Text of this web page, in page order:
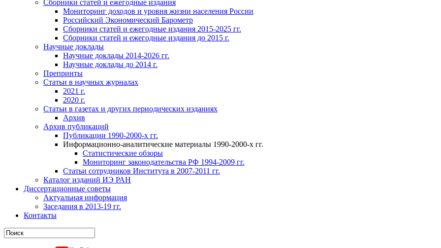
Сборники статей и ежегодные издания
Мониторинг доходов и уровня жизни населения России
Российский Экономический Барометр
Сборники статей и ежегодные издания 2015-2025 гг.
Сборники статей и ежегодные издания до 2015 г.
Научные доклады
Научные доклады 2014-2026 гг.
Научные доклады до 2014 г.
Препринты
Статьи в научных журналах
2021 г.
2020 г.
Статьи в газетах и других периодических изданиях
Архив
Архив публикаций
Публикации 1990-2000-х гг.
Информационно-аналитические материалы 1990-2000-х гг.
Статистические обзоры
Мониторинг законодательства РФ 1994-2009 гг.
Статьи сотрудников Института в 2007-2011 гг.
Каталог изданий ИЭ РАН
Диссертационные советы
Актуальная информация
Заседания в 2013-19 гг.
Контакты